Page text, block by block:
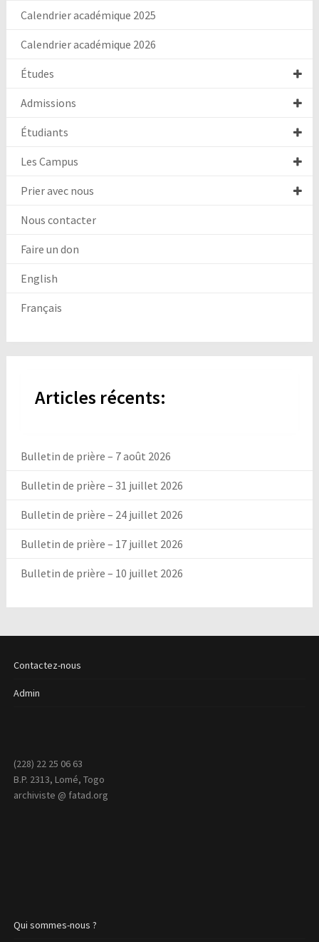
Calendrier académique 2025
Calendrier académique 2026
Études
Admissions
Étudiants
Les Campus
Prier avec nous
Nous contacter
Faire un don
English
Français
Articles récents:
Bulletin de prière – 7 août 2026
Bulletin de prière – 31 juillet 2026
Bulletin de prière – 24 juillet 2026
Bulletin de prière – 17 juillet 2026
Bulletin de prière – 10 juillet 2026
Contactez-nous
Admin
(228) 22 25 06 63
B.P. 2313, Lomé, Togo
archiviste @ fatad.org
Qui sommes-nous ?